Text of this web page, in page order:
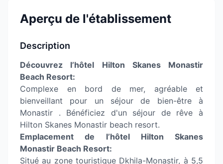
Aperçu de l'établissement
Description
Découvrez l’hôtel Hilton Skanes Monastir
Beach Resort:
Complexe en bord de mer, agréable et
bienveillant pour un séjour de bien-être à
Monastir . Bénéficiez d'un séjour de rêve à
Hilton Skanes Monastir beach resort.
Emplacement de l’hôtel Hilton Skanes
Monastir Beach Resort:
Situé au zone touristique Dkhila-Monastir, à 5,5